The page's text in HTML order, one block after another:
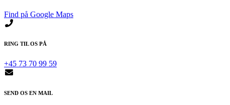
Find på Google Maps
RING TIL OS PÅ
+45 73 70 99 59
SEND OS EN MAIL